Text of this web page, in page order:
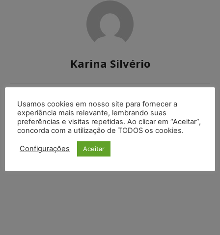
Karina Silvério
DEIXE UM COMENTÁRIO
Default Comments (0) Facebook Comments Disqus Comments
Usamos cookies em nosso site para fornecer a
experiência mais relevante, lembrando suas
preferências e visitas repetidas. Ao clicar em “Aceitar”,
concorda com a utilização de TODOS os cookies.
Configurações Aceitar